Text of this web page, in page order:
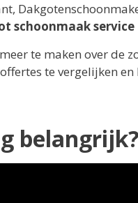
schoonmaak service
te maken over de
te vergelijken
belangrijk?